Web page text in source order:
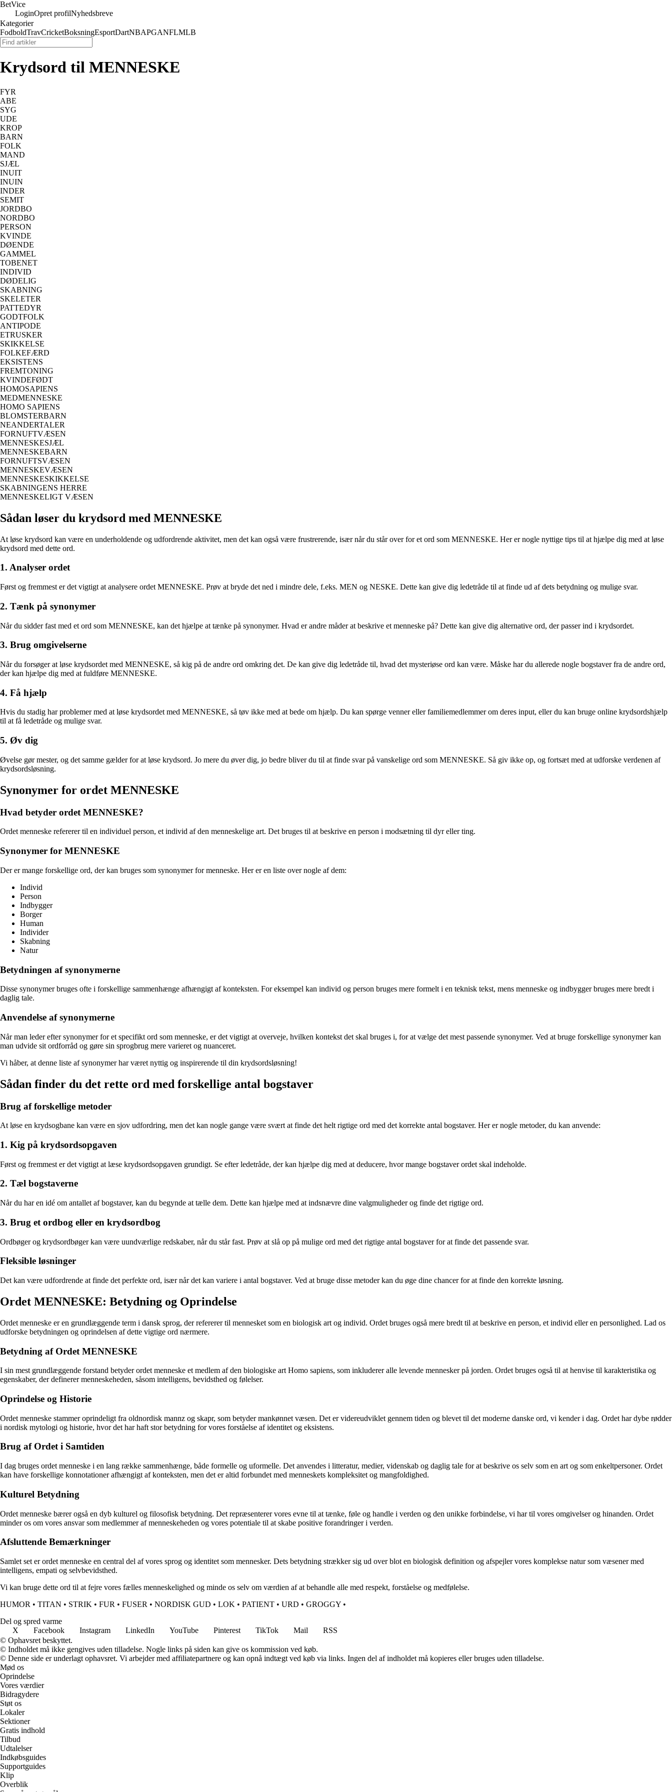
BetVice
LoginOpret profilNyhedsbreve
Kategorier
FodboldTravCricketBoksningEsportDartNBAPGANFLMLB
Krydsord til MENNESKE
FYR
ABE
SYG
UDE
KROP
BARN
FOLK
MAND
SJÆL
INUIT
INUIN
INDER
SEMIT
JORDBO
NORDBO
PERSON
KVINDE
DØENDE
GAMMEL
TOBENET
INDIVID
DØDELIG
SKABNING
SKELETER
PATTEDYR
GODTFOLK
ANTIPODE
ETRUSKER
SKIKKELSE
FOLKEFÆRD
EKSISTENS
FREMTONING
KVINDEFØDT
HOMOSAPIENS
MEDMENNESKE
HOMO SAPIENS
BLOMSTERBARN
NEANDERTALER
FORNUFTVÆSEN
MENNESKESJÆL
MENNESKEBARN
FORNUFTSVÆSEN
MENNESKEVÆSEN
MENNESKESKIKKELSE
SKABNINGENS HERRE
MENNESKELIGT VÆSEN
Sådan løser du krydsord med MENNESKE
At løse krydsord kan være en underholdende og udfordrende aktivitet, men det kan også være frustrerende, især når du står over for et ord som MENNESKE. Her er nogle nyttige tips til at hjælpe dig med at løse
krydsord med dette ord.
1. Analyser ordet
Først og fremmest er det vigtigt at analysere ordet MENNESKE. Prøv at bryde det ned i mindre dele, f.eks. MEN og NESKE. Dette kan give dig ledetråde til at finde ud af dets betydning og mulige svar.
2. Tænk på synonymer
Når du sidder fast med et ord som MENNESKE, kan det hjælpe at tænke på synonymer. Hvad er andre måder at beskrive et menneske på? Dette kan give dig alternative ord, der passer ind i krydsordet.
3. Brug omgivelserne
Når du forsøger at løse krydsordet med MENNESKE, så kig på de andre ord omkring det. De kan give dig ledetråde til, hvad det mysteriøse ord kan være. Måske har du allerede nogle bogstaver fra de andre ord,
der kan hjælpe dig med at fuldføre MENNESKE.
4. Få hjælp
Hvis du stadig har problemer med at løse krydsordet med MENNESKE, så tøv ikke med at bede om hjælp. Du kan spørge venner eller familiemedlemmer om deres input, eller du kan bruge online krydsordshjælp
til at få ledetråde og mulige svar.
5. Øv dig
Øvelse gør mester, og det samme gælder for at løse krydsord. Jo mere du øver dig, jo bedre bliver du til at finde svar på vanskelige ord som MENNESKE. Så giv ikke op, og fortsæt med at udforske verdenen af
krydsordsløsning.
Synonymer for ordet MENNESKE
Hvad betyder ordet MENNESKE?
Ordet menneske refererer til en individuel person, et individ af den menneskelige art. Det bruges til at beskrive en person i modsætning til dyr eller ting.
Synonymer for MENNESKE
Der er mange forskellige ord, der kan bruges som synonymer for menneske. Her er en liste over nogle af dem:
Individ
Person
Indbygger
Borger
Human
Individer
Skabning
Natur
Betydningen af synonymerne
Disse synonymer bruges ofte i forskellige sammenhænge afhængigt af konteksten. For eksempel kan individ og person bruges mere formelt i en teknisk tekst, mens menneske og indbygger bruges mere bredt i
daglig tale.
Anvendelse af synonymerne
Når man leder efter synonymer for et specifikt ord som menneske, er det vigtigt at overveje, hvilken kontekst det skal bruges i, for at vælge det mest passende synonymer. Ved at bruge forskellige synonymer kan
man udvide sit ordforråd og gøre sin sprogbrug mere varieret og nuanceret.
Vi håber, at denne liste af synonymer har været nyttig og inspirerende til din krydsordsløsning!
Sådan finder du det rette ord med forskellige antal bogstaver
Brug af forskellige metoder
At løse en krydsogbane kan være en sjov udfordring, men det kan nogle gange være svært at finde det helt rigtige ord med det korrekte antal bogstaver. Her er nogle metoder, du kan anvende:
1. Kig på krydsordsopgaven
Først og fremmest er det vigtigt at læse krydsordsopgaven grundigt. Se efter ledetråde, der kan hjælpe dig med at deducere, hvor mange bogstaver ordet skal indeholde.
2. Tæl bogstaverne
Når du har en idé om antallet af bogstaver, kan du begynde at tælle dem. Dette kan hjælpe med at indsnævre dine valgmuligheder og finde det rigtige ord.
3. Brug et ordbog eller en krydsordbog
Ordbøger og krydsordbøger kan være uundværlige redskaber, når du står fast. Prøv at slå op på mulige ord med det rigtige antal bogstaver for at finde det passende svar.
Fleksible løsninger
Det kan være udfordrende at finde det perfekte ord, især når det kan variere i antal bogstaver. Ved at bruge disse metoder kan du øge dine chancer for at finde den korrekte løsning.
Ordet MENNESKE: Betydning og Oprindelse
Ordet menneske er en grundlæggende term i dansk sprog, der refererer til mennesket som en biologisk art og individ. Ordet bruges også mere bredt til at beskrive en person, et individ eller en personlighed. Lad os
udforske betydningen og oprindelsen af dette vigtige ord nærmere.
Betydning af Ordet MENNESKE
I sin mest grundlæggende forstand betyder ordet menneske et medlem af den biologiske art Homo sapiens, som inkluderer alle levende mennesker på jorden. Ordet bruges også til at henvise til karakteristika og
egenskaber, der definerer menneskeheden, såsom intelligens, bevidsthed og følelser.
Oprindelse og Historie
Ordet menneske stammer oprindeligt fra oldnordisk mannz og skapr, som betyder mankønnet væsen. Det er videreudviklet gennem tiden og blevet til det moderne danske ord, vi kender i dag. Ordet har dybe rødder
i nordisk mytologi og historie, hvor det har haft stor betydning for vores forståelse af identitet og eksistens.
Brug af Ordet i Samtiden
I dag bruges ordet menneske i en lang række sammenhænge, både formelle og uformelle. Det anvendes i litteratur, medier, videnskab og daglig tale for at beskrive os selv som en art og som enkeltpersoner. Ordet
kan have forskellige konnotationer afhængigt af konteksten, men det er altid forbundet med menneskets kompleksitet og mangfoldighed.
Kulturel Betydning
Ordet menneske bærer også en dyb kulturel og filosofisk betydning. Det repræsenterer vores evne til at tænke, føle og handle i verden og den unikke forbindelse, vi har til vores omgivelser og hinanden. Ordet
minder os om vores ansvar som medlemmer af menneskeheden og vores potentiale til at skabe positive forandringer i verden.
Afsluttende Bemærkninger
Samlet set er ordet menneske en central del af vores sprog og identitet som mennesker. Dets betydning strækker sig ud over blot en biologisk definition og afspejler vores komplekse natur som væsener med
intelligens, empati og selvbevidsthed.
Vi kan bruge dette ord til at fejre vores fælles menneskelighed og minde os selv om værdien af at behandle alle med respekt, forståelse og medfølelse.
HUMOR • TITAN • STRIK • FUR • FUSER • NORDISK GUD • LOK • PATIENT • URD • GROGGY •
Del og spred varme
X
Facebook Instagram LinkedIn YouTube Pinterest TikTok Mail
RSS
© Ophavsret beskyttet.
© Indholdet må ikke gengives uden tilladelse. Nogle links på siden kan give os kommission ved køb.
© Denne side er underlagt ophavsret. Vi arbejder med affiliatepartnere og kan opnå indtægt ved køb via links. Ingen del af indholdet må kopieres eller bruges uden tilladelse.
Mød os
Oprindelse
Vores værdier
Bidragydere
Støt os
Lokaler
Sektioner
Gratis indhold
Tilbud
Udtalelser
Indkøbsguides
Supportguides
Klip
Overblik